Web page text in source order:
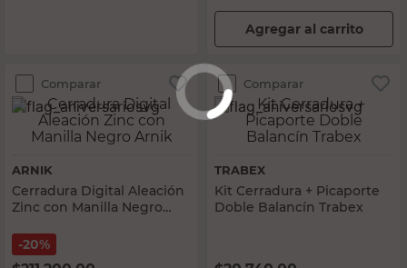
Agregar al carrito
Comparar
ARNIK
Cerradura Digital Aleación
Zinc con Manilla Negro
20%
Comparar
TRABEX
Kit Cerradura + Picaporte
Doble Balancín Trabex